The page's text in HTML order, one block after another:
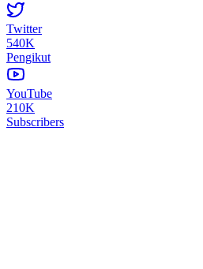
Twitter
540K
Pengikut
YouTube
210K
Subscribers